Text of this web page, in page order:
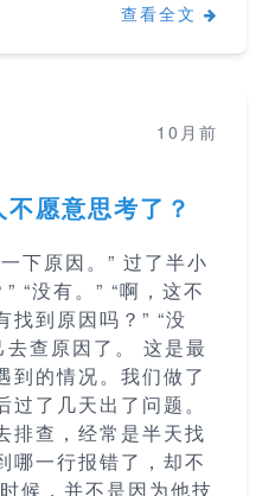
查看全文
10月前
愿意思考了？
下原因。” 过了半小
“没有。” “啊，这不
找到原因吗？” “没
查原因了。 这是最
到的情况。我们做了
了几天出了问题。
排查，经常是半天找
哪一行报错了，却不
候，并不是因为他技